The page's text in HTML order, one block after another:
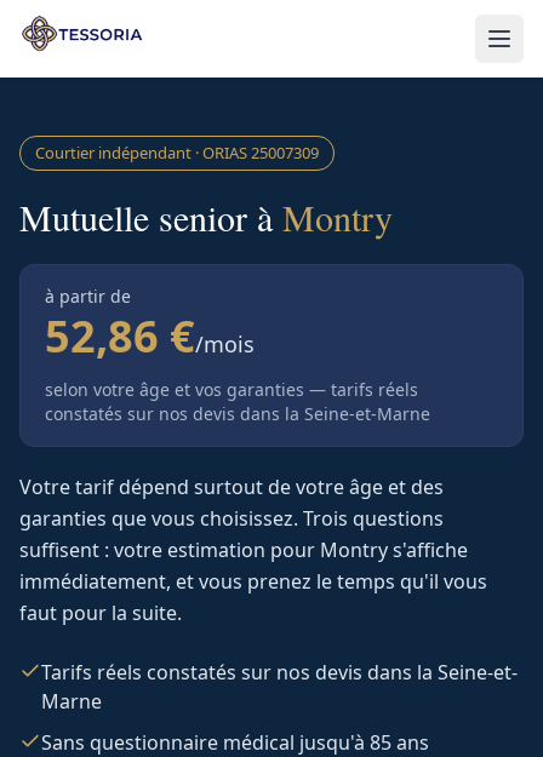
Aller au contenu principal
Courtier indépendant · ORIAS25007309
Mutuelle senior àMontry
à partir de
52,86 €/mois
selon votre âge et vos garanties — tarifs réels
constatés sur nos devis dans la Seine-et-Marne
Votre tarif dépend surtout de votre âge et des
garanties que vous choisissez. Trois questions
suffisent : votre estimation pour Montrys'affiche
immédiatement, et vous prenez le temps qu'il vous
faut pour la suite.
Tarifs réels constatés sur nos devis dans la Seine-et-
Marne
Sans questionnaire médical jusqu'à 85 ans